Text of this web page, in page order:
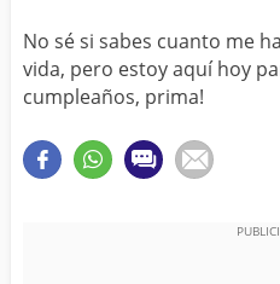
ALGUIEN ESPECIAL
No sé si sabes cuanto me
vida, pero estoy aquí hoy
cumpleaños, prima!